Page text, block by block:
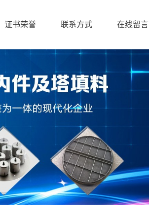
证书荣誉 联系方式 在线留言